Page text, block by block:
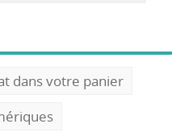
dans votre panier